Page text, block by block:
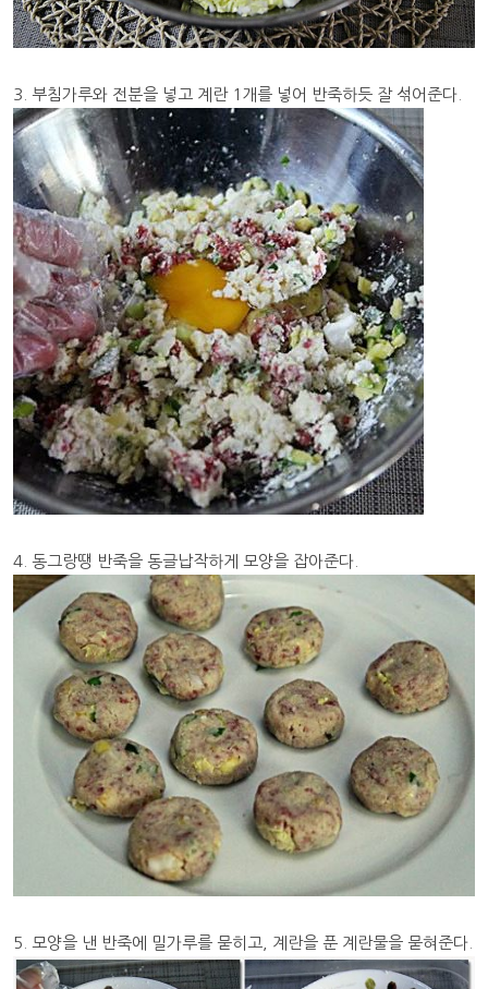
3. 부침가루와 전분을 넣고 계란 1개를 넣어 반죽하듯 잘 섞어준다.
4. 동그랑땡 반죽을 동글납작하게 모양을 잡아준다.
5. 모양을 낸 반죽에 밀가루를 묻히고, 계란을 푼 계란물을 묻혀준다.